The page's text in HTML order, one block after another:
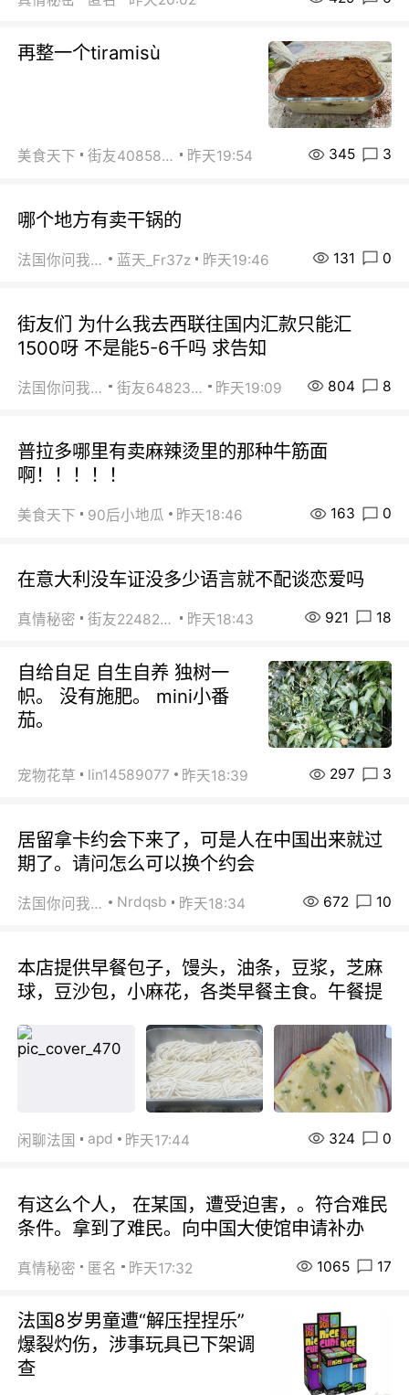
再整一个tiramisù
美食天下 街友40858442 昨天19:54 345 3
哪个地方有卖干锅的
法国你问我答 蓝天_Fr37z 昨天19:46 131 0
街友们 为什么我去西联往国内汇款只能汇
1500呀 不是能5-6千吗 求告知
法国你问我答 街友64823891 昨天19:09 804 8
普拉多哪里有卖麻辣烫里的那种牛筋面
啊！！！！！
美食天下 90后小地瓜 昨天18:46 163 0
在意大利没车证没多少语言就不配谈恋爱吗
真情秘密 街友22482465 昨天18:43 921 18
自给自足 自生自养 独树一
帜。 没有施肥。 mini小番
茄。
宠物花草 lin14589077 昨天18:39 297 3
居留拿卡约会下来了，可是人在中国出来就过
期了。请问怎么可以换个约会
法国你问我答 Nrdqsb 昨天18:34 672 10
本店提供早餐包子，馒头，油条，豆浆，芝麻
球，豆沙包，小麻花，各类早餐主食。午餐提
闲聊法国 apd 昨天17:44 324 0
有这么个人， 在某国，遭受迫害，。符合难民
条件。拿到了难民。向中国大使馆申请补办
真情秘密 匿名 昨天17:32 1065 17
法国8岁男童遭“解压捏捏乐”
爆裂灼伤，涉事玩具已下架调
查